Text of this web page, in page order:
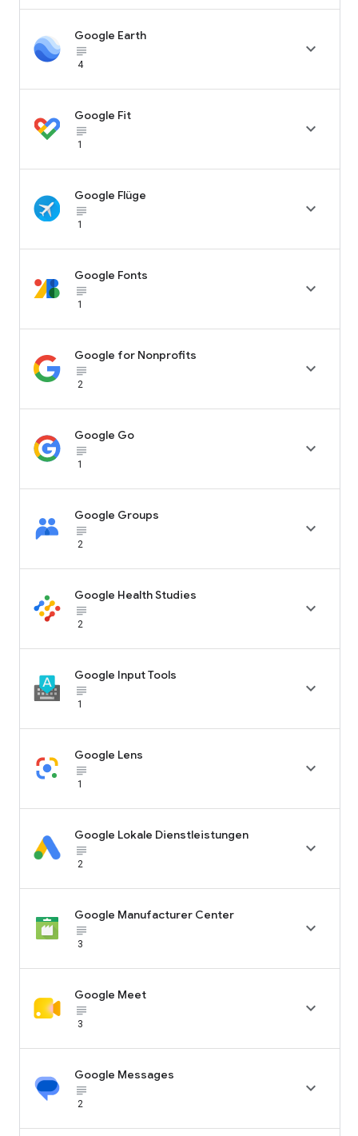
Google Earth
subject_black
4

Google Fit
subject_black
1

Google Flüge
subject_black
1

Google Fonts
subject_black
1

Google for Nonprofits
subject_black
2

Google Go
subject_black
1

Google Groups
subject_black
2

Google Health Studies
subject_black
2

Google Input Tools
subject_black
1

Google Lens
subject_black
1

Google Lokale Dienstleistungen
subject_black
2

Google Manufacturer Center
subject_black
3

Google Meet
subject_black
3

Google Messages
subject_black
2
